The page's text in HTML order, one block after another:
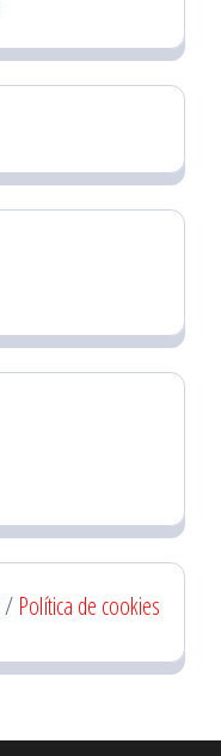
/ Política de cookies